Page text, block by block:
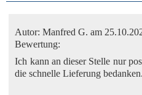
Autor: Manfred G. am
Bewertung:
Ich kann an dieser Stelle nur
die schnelle Lieferung bedanken.